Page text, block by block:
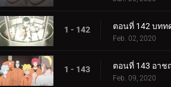
1 - 142 ตอนที่ 142 บทท
Feb. 02, 2020
1 - 143
Feb. 09, 2020